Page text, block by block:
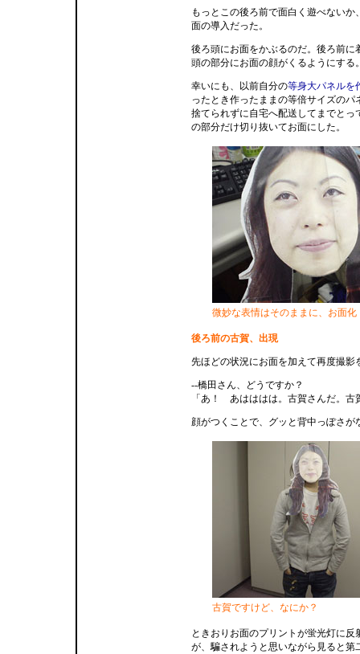
もっとこの後ろ前で面白く遊べないか
面の導入だった。
後ろ頭にお面をかぶるのだ。後ろ前に
頭の部分にお面の顔がくるようにする
幸いにも、以前自分の等身大パネルを
ったとき作ったままの等倍サイズのパ
捨てられずに自宅へ配送してまでとっ
の部分だけ切り抜いてお面にした。
微妙な表情はそのままに、お面化
後ろ前の古賀、出現
先ほどの状況にお面を加えて再度撮影
--橋田さん、どうですか？
「あ！ あはははは。古賀さんだ。古
顔がつくことで、グッと背中っぽさが
古賀ですけど、なにか？
ときおりお面のプリントが蛍光灯に反
が、騙されようと思いながら見ると第